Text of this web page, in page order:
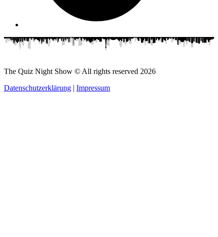
The Quiz Night Show © All rights reserved 2026
Datenschutzerklärung | Impressum